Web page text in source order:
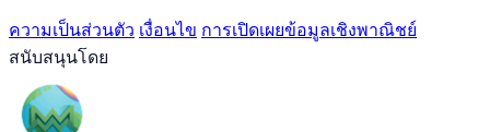
ความเป็นส่วนตัว เงื่อนไข การเปิดเผยข้อมูลเชิงพาณิชย์
สนับสนุนโดย